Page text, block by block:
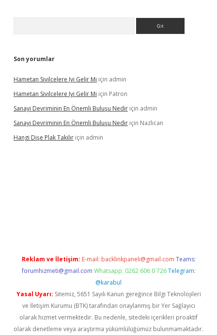
Son yorumlar
Hametan Sivilcelere Iyi Gelir Mi için admin
Hametan Sivilcelere Iyi Gelir Mi için Patron
Sanayi Devriminin En Önemli Buluşu Nedir için admin
Sanayi Devriminin En Önemli Buluşu Nedir için Nazlıcan
Hangi Dişe Plak Takılır için admin
Reklam ve İletişim: E-mail: backlinkpaneli@gmail.com Teams:
forumhizmeti@gmail.com Whatsapp: 0262 606 0 726 Telegram:
@karabul
Yasal Uyarı: Sitemiz, 5651 Sayılı Kanun gereğince Bilgi Teknolojileri
ve İletişim Kurumu (BTK) tarafından onaylanmış bir Yer Sağlayıcı
olarak hizmet vermektedir. Bu nedenle, sitedeki içerikleri proaktif
olarak denetleme veya araştırma yükümlülüğümüz bulunmamaktadır.